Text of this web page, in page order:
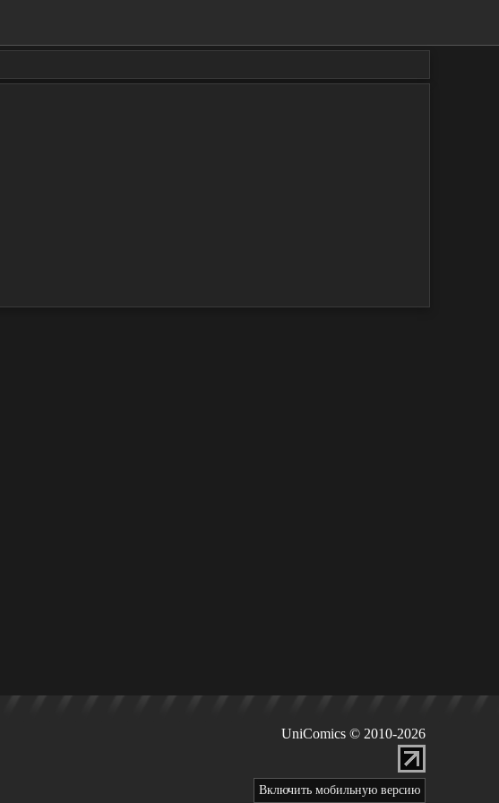
UniComics © 2010-2026
Включить мобильную версию